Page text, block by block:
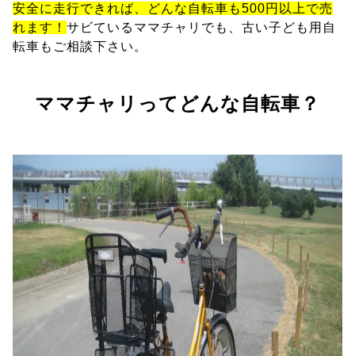
安全に走行できれば、どんな自転車も500円以上で売
れます！ サビているママチャリでも、古い子ども用自
転車もご相談下さい。
ママチャリってどんな自転車？